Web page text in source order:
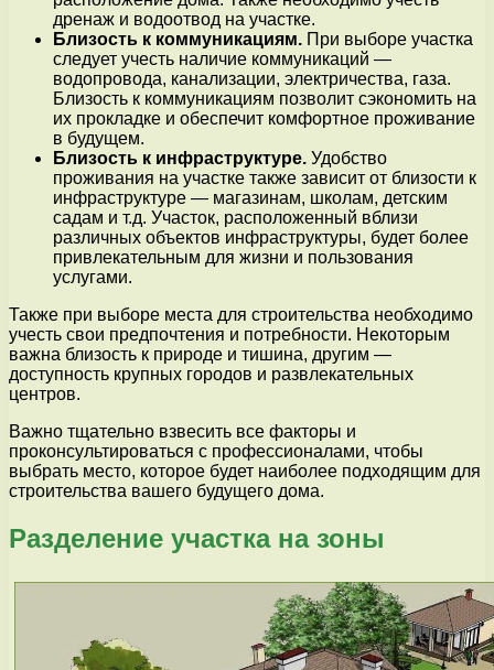
дренаж и водоотвод на участке.
Близость к коммуникациям. При выборе участка
следует учесть наличие коммуникаций —
водопровода, канализации, электричества, газа.
Близость к коммуникациям позволит сэкономить на
их прокладке и обеспечит комфортное проживание
в будущем.
Близость к инфраструктуре. Удобство
проживания на участке также зависит от близости к
инфраструктуре — магазинам, школам, детским
садам и т.д. Участок, расположенный вблизи
различных объектов инфраструктуры, будет более
привлекательным для жизни и пользования
услугами.
Также при выборе места для строительства необходимо
учесть свои предпочтения и потребности. Некоторым
важна близость к природе и тишина, другим —
доступность крупных городов и развлекательных
центров.
Важно тщательно взвесить все факторы и
проконсультироваться с профессионалами, чтобы
выбрать место, которое будет наиболее подходящим для
строительства вашего будущего дома.
Разделение участка на зоны